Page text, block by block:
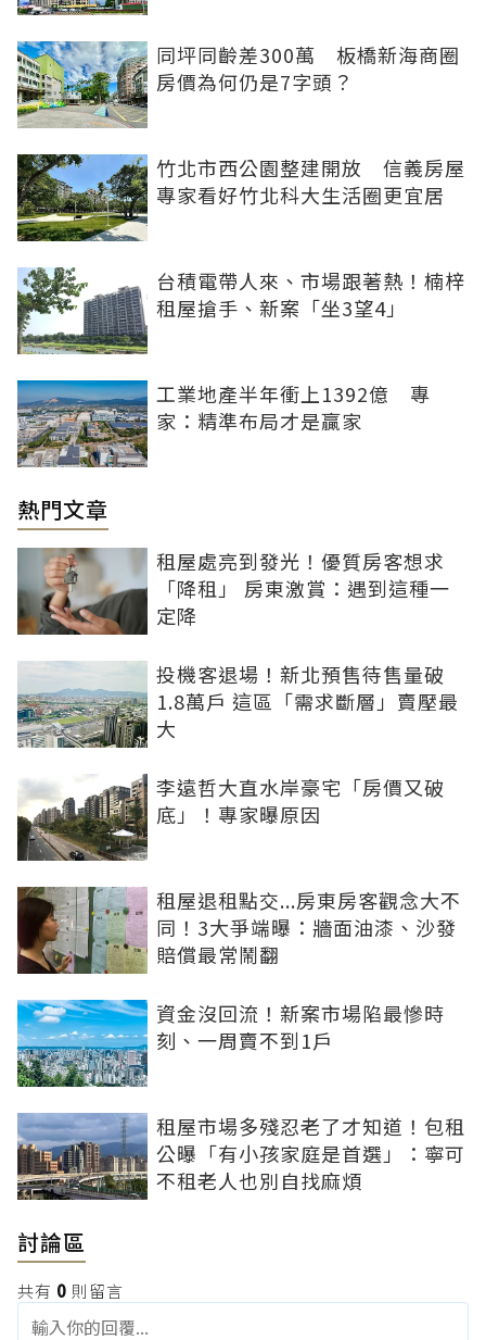
同坪同齡差300萬 板橋新海商圈
房價為何仍是7字頭？
竹北市西公園整建開放 信義房屋
專家看好竹北科大生活圈更宜居
台積電帶人來、市場跟著熱！楠梓
租屋搶手、新案「坐3望4」
工業地產半年衝上1392億 專
家：精準布局才是贏家
熱門文章
租屋處亮到發光！優質房客想求
「降租」 房東激賞：遇到這種一
定降
投機客退場！新北預售待售量破
1.8萬戶 這區「需求斷層」賣壓最
大
李遠哲大直水岸豪宅「房價又破
底」！專家曝原因
租屋退租點交...房東房客觀念大不
同！3大爭端曝：牆面油漆、沙發
賠償最常鬧翻
資金沒回流！新案市場陷最慘時
刻、一周賣不到1戶
租屋市場多殘忍老了才知道！包租
公曝「有小孩家庭是首選」：寧可
不租老人也別自找麻煩
討論區
共有 0 則留言